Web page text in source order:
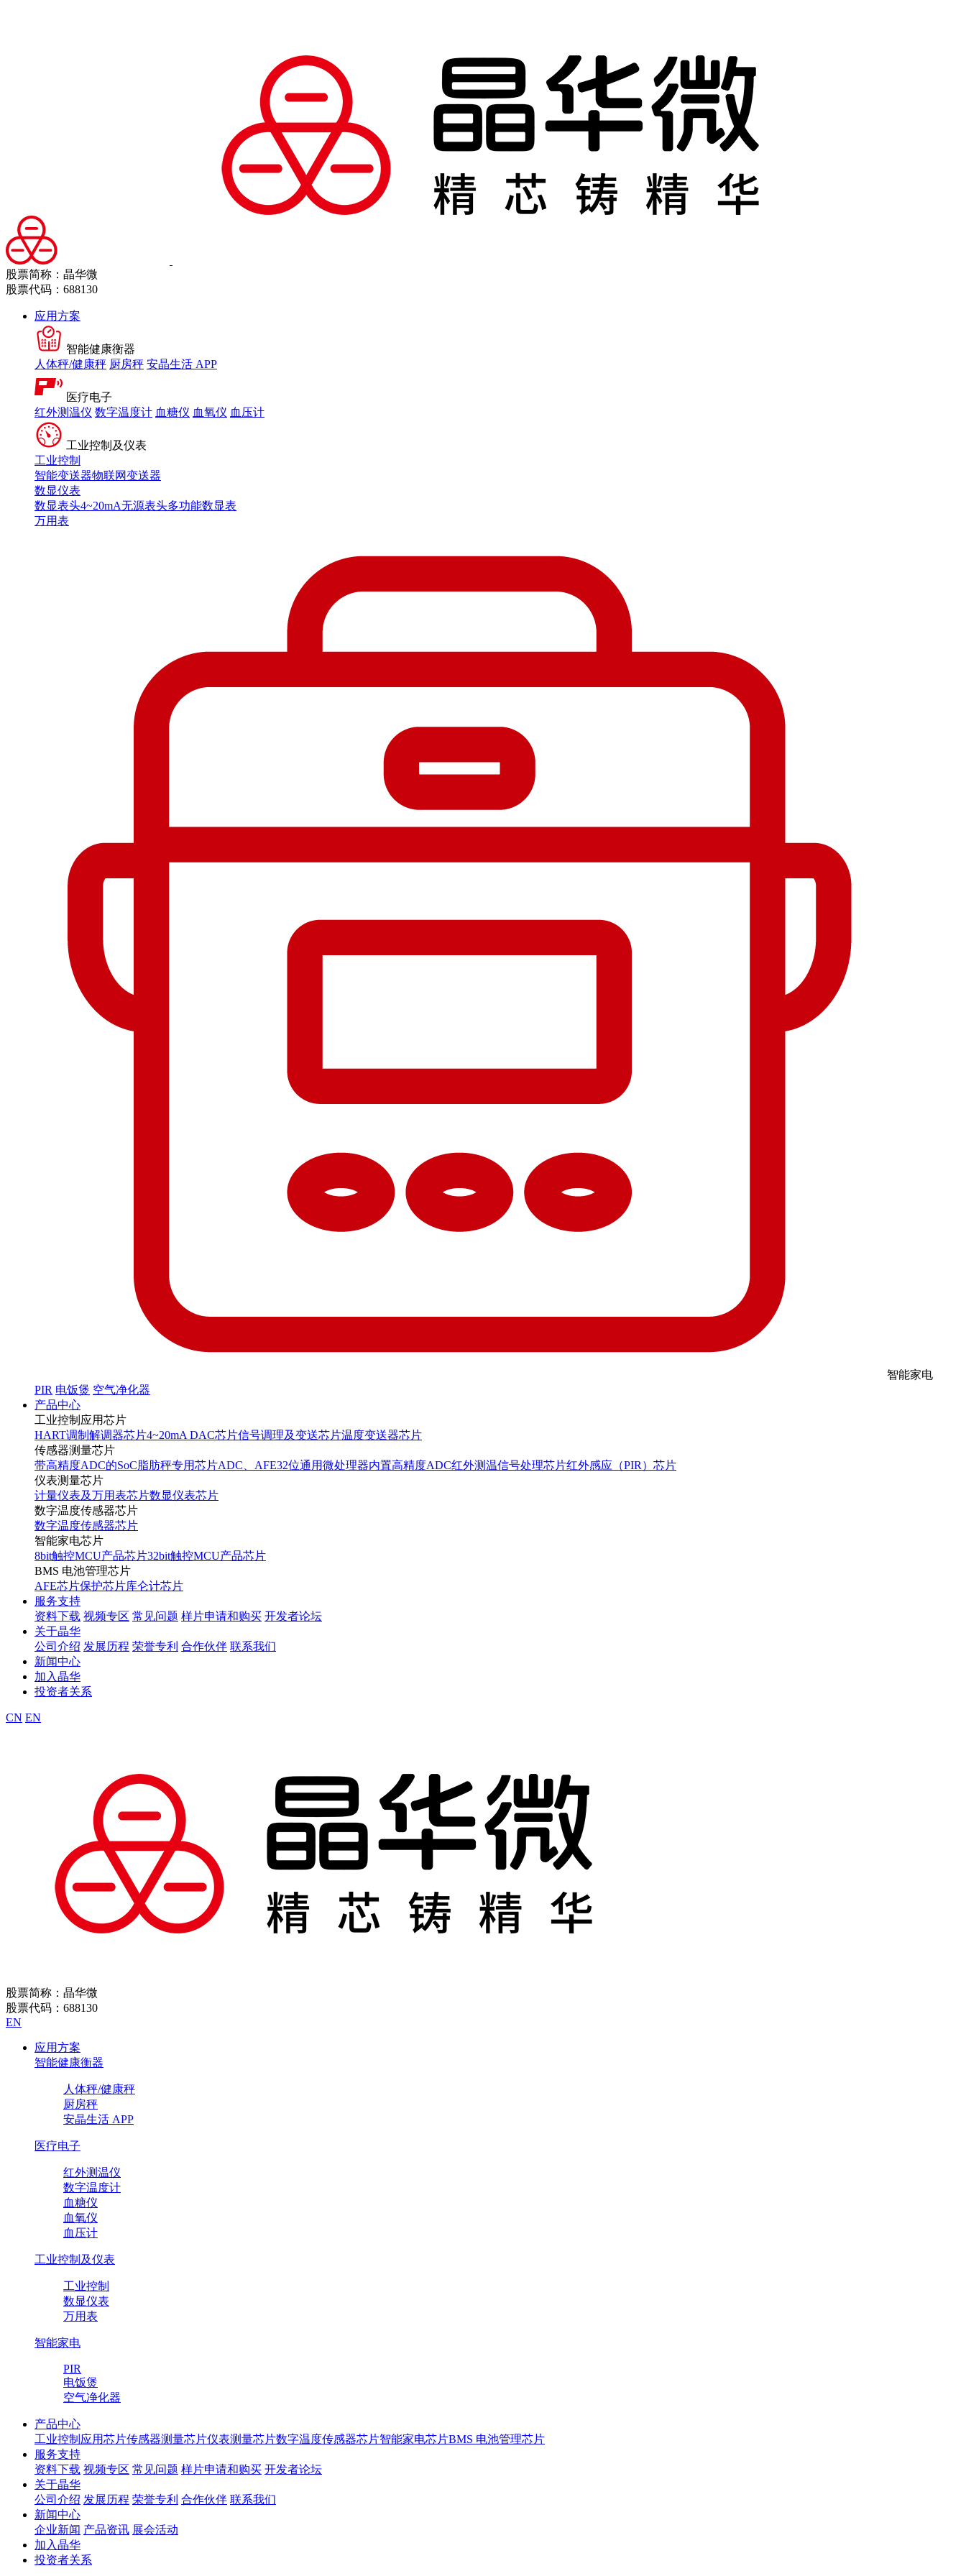
股票简称：晶华微
股票代码：688130
应用方案
智能健康衡器
人体秤/健康秤 厨房秤 安晶生活 APP
医疗电子
红外测温仪 数字温度计 血糖仪 血氧仪 血压计
工业控制及仪表
工业控制
智能变送器物联网变送器
数显仪表
数显表头4~20mA无源表头多功能数显表
万用表
智能家电
PIR 电饭煲 空气净化器
产品中心
工业控制应用芯片
HART调制解调器芯片4~20mA DAC芯片信号调理及变送芯片温度变送器芯片
传感器测量芯片
带高精度ADC的SoC 脂肪秤专用芯片ADC、AFE32位通用微处理器内置高精度ADC红外测温信号处理芯片红外感应（PIR）芯片
仪表测量芯片
计量仪表及万用表芯片数显仪表芯片
数字温度传感器芯片
数字温度传感器芯片
智能家电芯片
8bit触控MCU产品芯片32bit触控MCU产品芯片
BMS 电池管理芯片
AFE芯片保护芯片库仑计芯片
服务支持
资料下载 视频专区 常见问题 样片申请和购买 开发者论坛
关于晶华
公司介绍 发展历程 荣誉专利 合作伙伴 联系我们
新闻中心
加入晶华
投资者关系
CN EN
股票简称：晶华微
股票代码：688130
EN
应用方案
智能健康衡器
人体秤/健康秤
厨房秤
安晶生活 APP
医疗电子
红外测温仪
数字温度计
血糖仪
血氧仪
血压计
工业控制及仪表
工业控制
数显仪表
万用表
智能家电
PIR
电饭煲
空气净化器
产品中心
工业控制应用芯片传感器测量芯片仪表测量芯片数字温度传感器芯片智能家电芯片BMS 电池管理芯片
服务支持
资料下载 视频专区 常见问题 样片申请和购买 开发者论坛
关于晶华
公司介绍 发展历程 荣誉专利 合作伙伴 联系我们
新闻中心
企业新闻 产品资讯 展会活动
加入晶华
投资者关系